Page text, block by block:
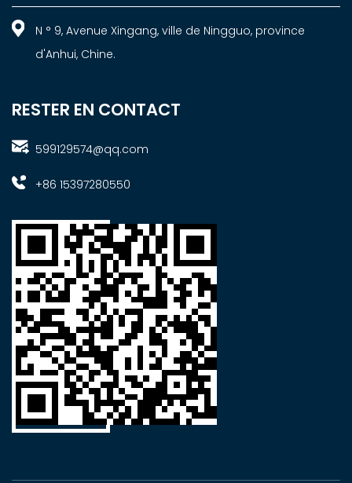
N ° 9, Avenue Xingang, ville de Ningguo, province
d'Anhui, Chine.
RESTER EN CONTACT
599129574@qq.com
+86 15397280550